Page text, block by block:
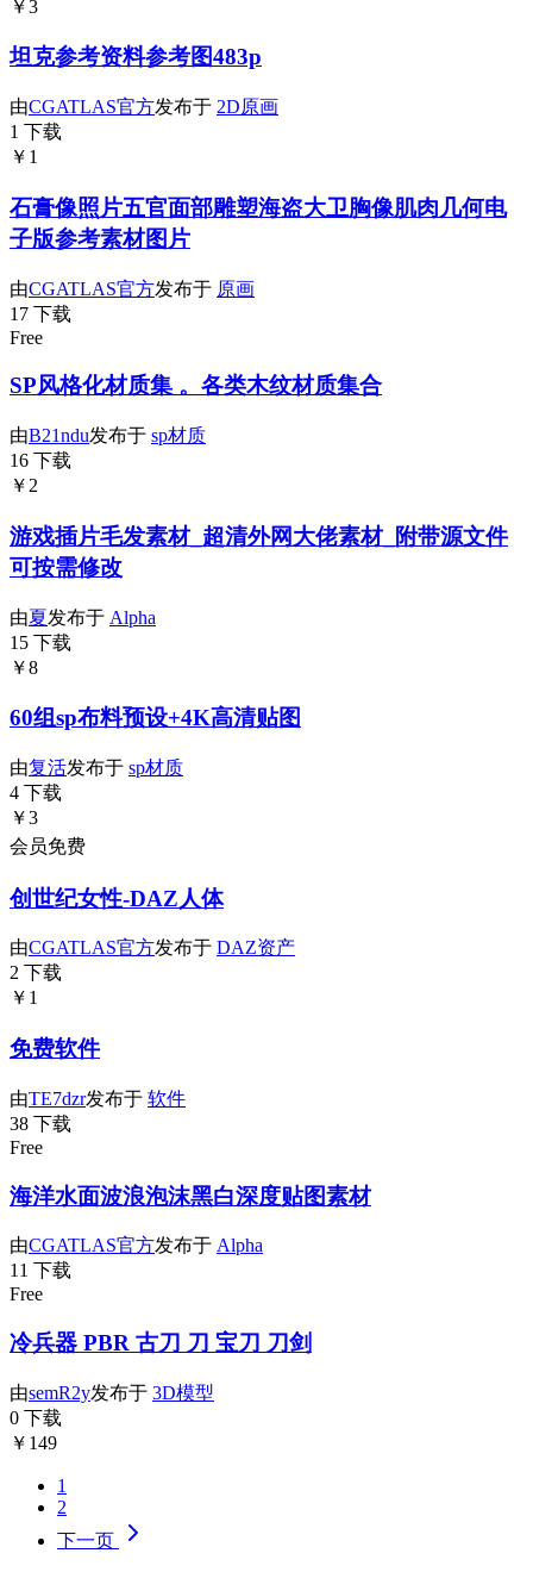
￥3
坦克参考资料参考图483p
由CGATLAS官方发布于 2D原画
1 下载
￥1
石膏像照片五官面部雕塑海盗大卫胸像肌肉几何电
子版参考素材图片
由CGATLAS官方发布于 原画
17 下载
Free
SP风格化材质集 。各类木纹材质集合
由B21ndu发布于 sp材质
16 下载
￥2
游戏插片毛发素材_超清外网大佬素材_附带源文件
可按需修改
由夏发布于 Alpha
15 下载
￥8
60组sp布料预设+4K高清贴图
由复活发布于 sp材质
4 下载
￥3
会员免费
创世纪女性-DAZ人体
由CGATLAS官方发布于 DAZ资产
2 下载
￥1
免费软件
由TE7dzr发布于 软件
38 下载
Free
海洋水面波浪泡沫黑白深度贴图素材
由CGATLAS官方发布于 Alpha
11 下载
Free
冷兵器 PBR 古刀 刀 宝刀 刀剑
由semR2y发布于 3D模型
0 下载
￥149
1
2
下一页